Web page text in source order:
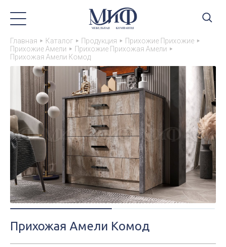
Главная Каталог Продукция
Прихожие Прихожие
Прихожие Амели
Прихожие Прихожая Амели
Прихожая Амели Комод
Прихожая Амели Комод